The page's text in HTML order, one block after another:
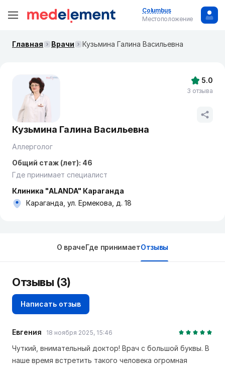
Columbus
Местоположение
Главная Врачи Кузьмина Галина Васильевна
Кузьмина Галина Васильевна
Аллерголог
Общий стаж (лет): 46
Где принимает специалист
Клиника "ALANDA" Караганда
Караганда, ул. Ермекова, д. 18
5.0
3 отзыва
О врачеГде принимаетОтзывы
Отзывы (3)
Написать отзыв
Евгения 18 ноября 2025, 15:46
Чуткий, внимательный доктор! Врач с большой буквы. В
наше время встретить такого человека огромная